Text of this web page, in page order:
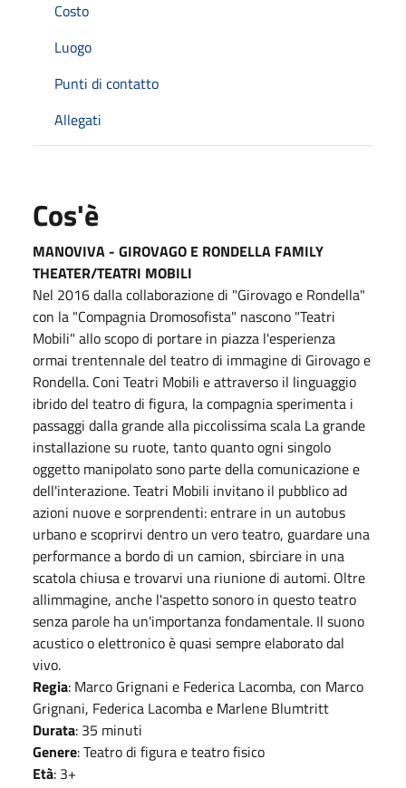
Costo
Luogo
Punti di contatto
Allegati
Cos'è
MANOVIVA - GIROVAGO E RONDELLA FAMILY
THEATER/TEATRI MOBILI
Nel 2016 dalla collaborazione di "Girovago e Rondella"
con la "Compagnia Dromosofista" nascono "Teatri
Mobili" allo scopo di portare in piazza l'esperienza
ormai trentennale del teatro di immagine di Girovago e
Rondella. Coni Teatri Mobili e attraverso il linguaggio
ibrido del teatro di figura, la compagnia sperimenta i
passaggi dalla grande alla piccolissima scala La grande
installazione su ruote, tanto quanto ogni singolo
oggetto manipolato sono parte della comunicazione e
dell'interazione. Teatri Mobili invitano il pubblico ad
azioni nuove e sorprendenti: entrare in un autobus
urbano e scoprirvi dentro un vero teatro, guardare una
performance a bordo di un camion, sbirciare in una
scatola chiusa e trovarvi una riunione di automi. Oltre
allimmagine, anche l'aspetto sonoro in questo teatro
senza parole ha un'importanza fondamentale. Il suono
acustico o elettronico è quasi sempre elaborato dal
vivo.
Regia: Marco Grignani e Federica Lacomba, con Marco
Grignani, Federica Lacomba e Marlene Blumtritt
Durata: 35 minuti
Genere: Teatro di figura e teatro fisico
Età: 3+